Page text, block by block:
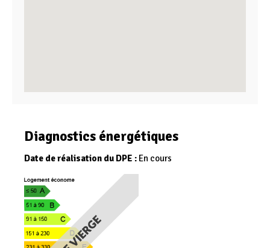
Diagnostics énergétiques
Date de réalisation du DPE : En cours